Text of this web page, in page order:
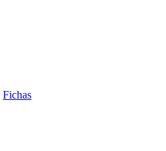
Fichas